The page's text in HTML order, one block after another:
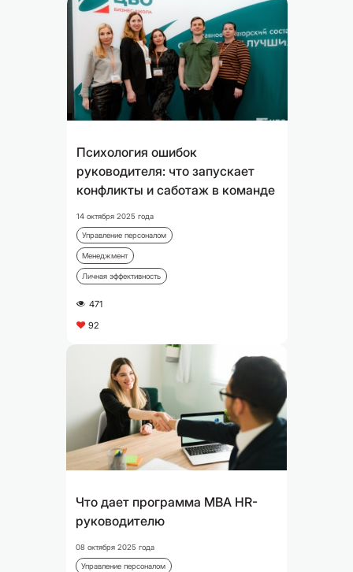
Психология ошибок
руководителя: что запускает
конфликты и саботаж в команде
14 октября 2025 года
Управление персоналом
Менеджмент
Личная эффективность
A 471
C 92
Что дает программа MBA HR-
руководителю
08 октября 2025 года
Управление персоналом